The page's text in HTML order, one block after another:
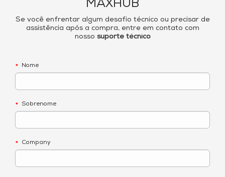
MAXHUB
Se você enfrentar algum desafio técnico ou precisar de
assistência após a compra, entre em contato com
nosso suporte técnico
* Nome
* Sobrenome
* Company